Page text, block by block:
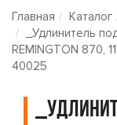
Главная Каталог
_Удлинитель
REMINGTON 870,
40025